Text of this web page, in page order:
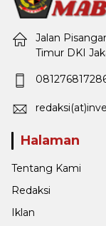
Jalan
Timur DKI
Halaman
Tentang Kami
Redaksi
Iklan